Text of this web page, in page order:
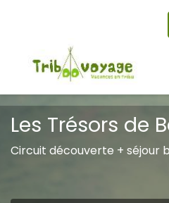
Les Trésors de
Circuit découverte + séjour